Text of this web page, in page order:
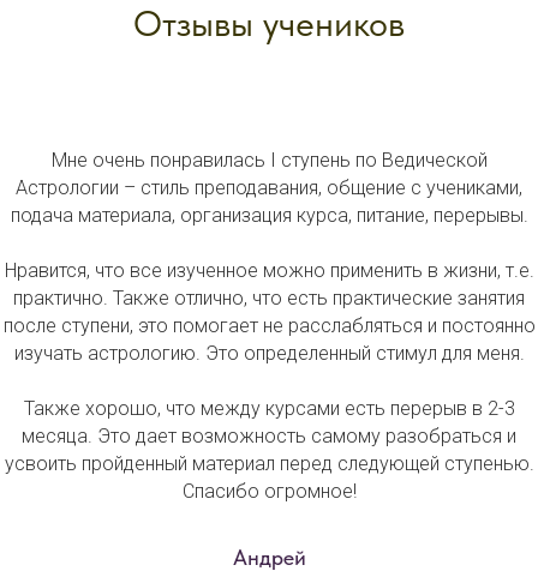
Отзывы учеников
Мне очень понравилась I ступень по Ведической
Астрологии – стиль преподавания, общение с учениками,
подача материала, организация курса, питание, перерывы.
Нравится, что все изученное можно применить в жизни, т.е.
практично. Также отлично, что есть практические занятия
после ступени, это помогает не расслабляться и постоянно
изучать астрологию. Это определенный стимул для меня.
Также хорошо, что между курсами есть перерыв в 2-3
месяца. Это дает возможность самому разобраться и
усвоить пройденный материал перед следующей ступенью.
Спасибо огромное!
Андрей